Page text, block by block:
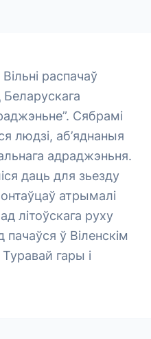
распачаў
Сябрамі
людзі, аб’яднаныя
адраджэньня.
даць для зьезду
атрымалі
літоўскага руху
ў Віленскім
гары і